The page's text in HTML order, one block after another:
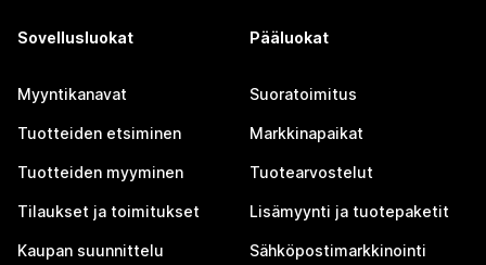
Sovellusluokat
Myyntikanavat
Tuotteiden etsiminen
Tuotteiden myyminen
Tilaukset ja toimitukset
Kaupan suunnittelu
Pääluokat
Suoratoimitus
Markkinapaikat
Tuotearvostelut
Lisämyynti ja tuotepaketit
Sähköpostimarkkinointi